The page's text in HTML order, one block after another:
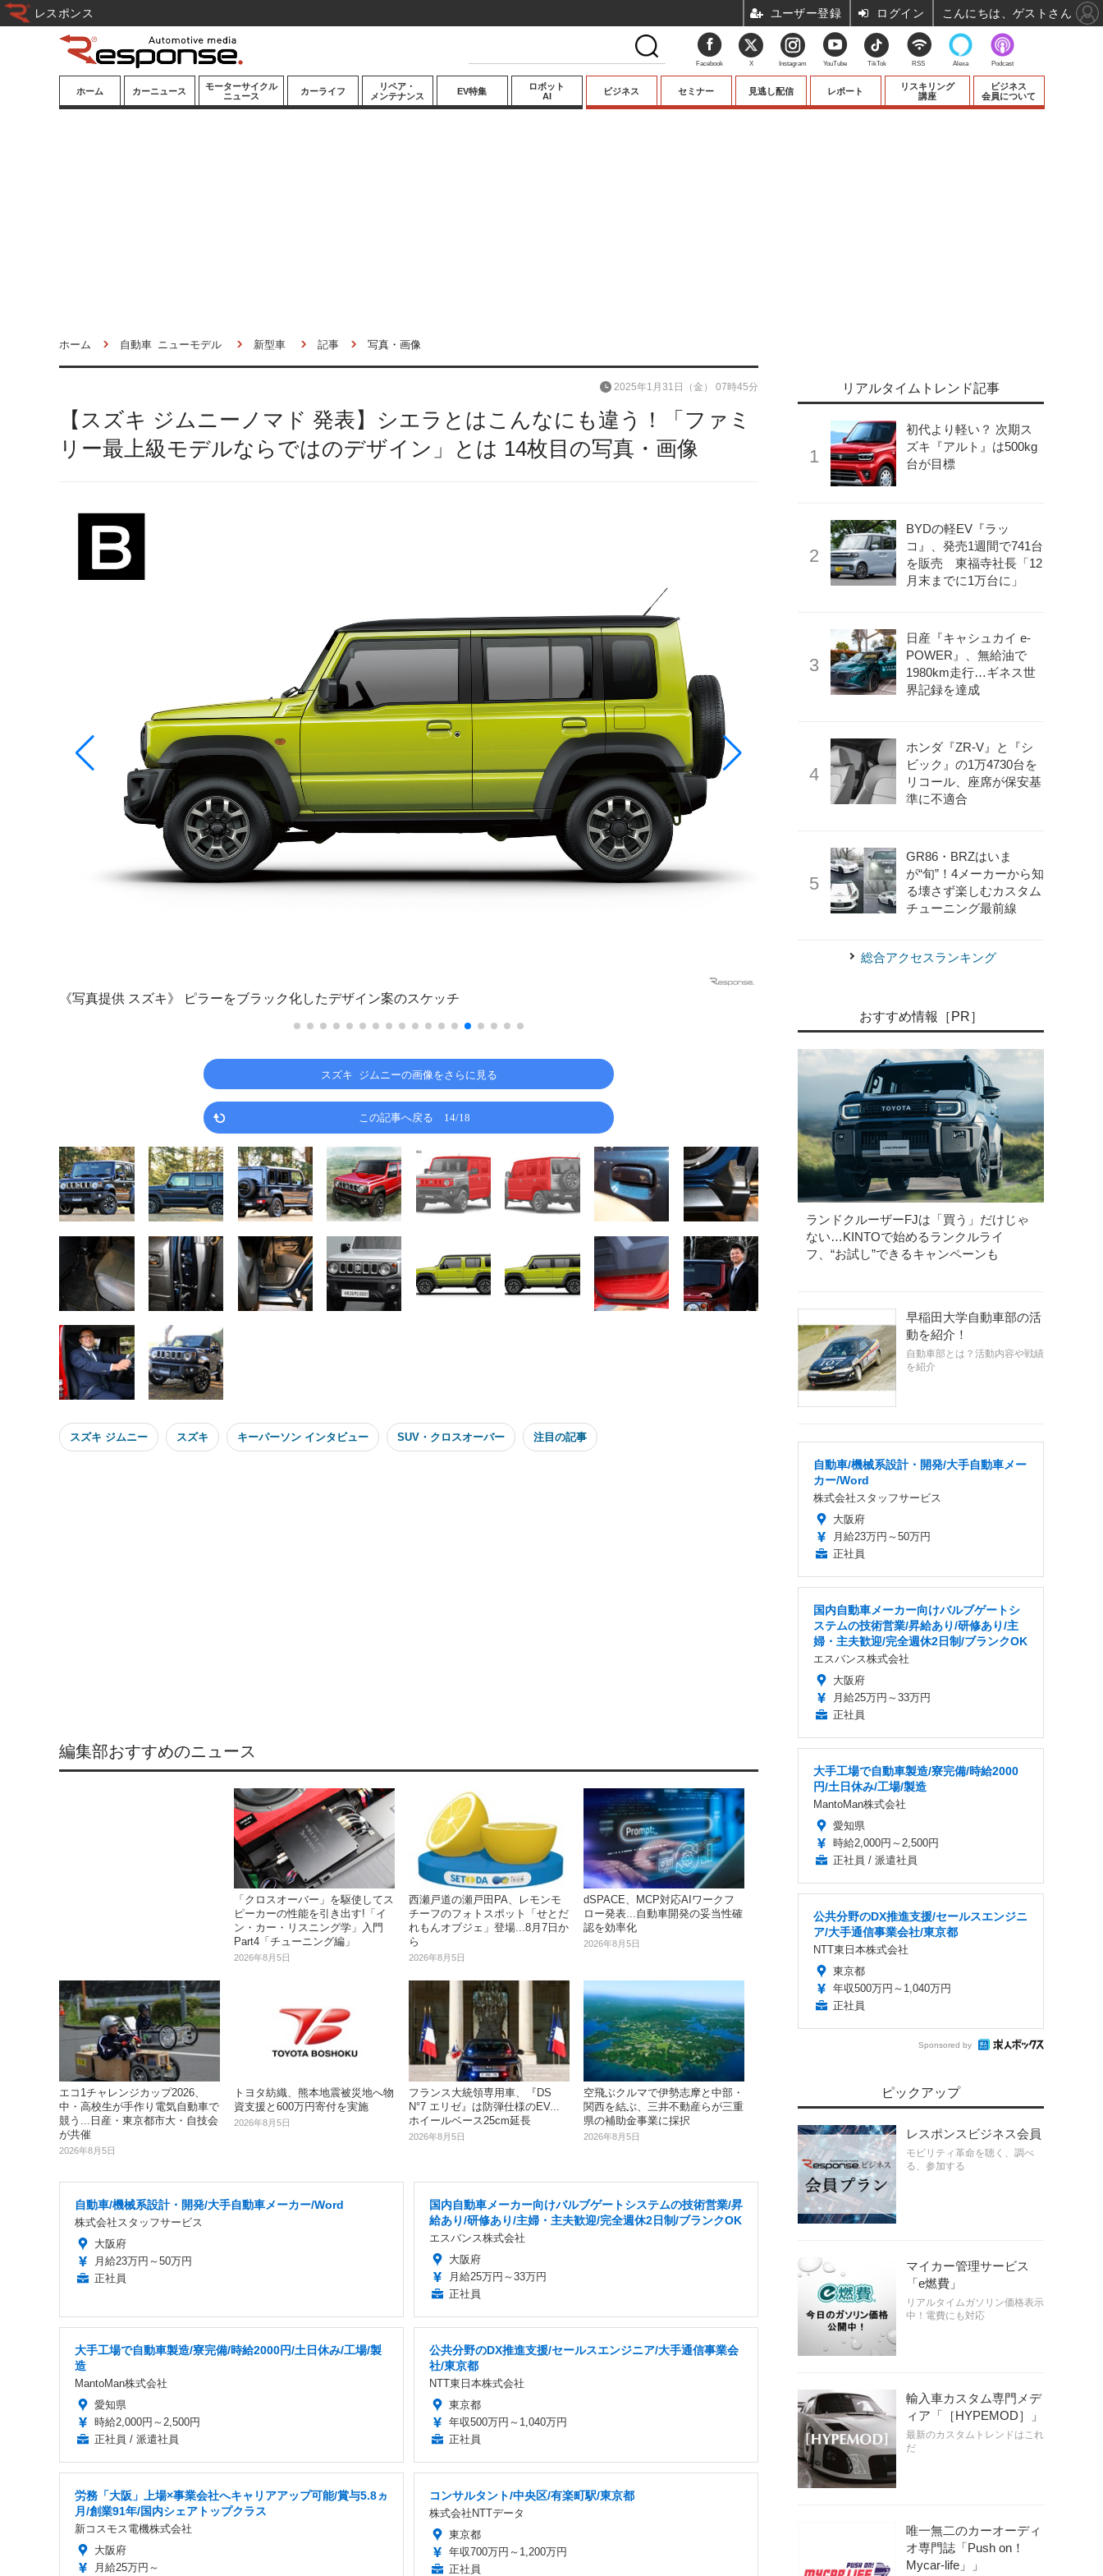
ホーム カーニュース
モーターサイクル
ニュース
カーライフ
リペア・
メンテナンス
EV特集
ロボット
AI
ビジネス セミナー 見逃し配信 レポート
リスキリング
講座
ビジネス
会員について
ホーム 自動車 ニューモデル 新型車 記事 写真・画像
【スズキ ジムニーノマド 発表】シエラとはこんなにも違う！「ファミ
リー最上級モデルならではのデザイン」とは 14枚目の写真・画像
2025年1月31日（金） 07時45分
《写真提供 スズキ》 ピラーをブラック化したデザイン案のスケッチ
スズキ ジムニーの画像をさらに見る
この記事へ戻る 14/18
スズキ ジムニー スズキ キーパーソン インタビュー SUV・クロスオーバー 注目の記事
編集部おすすめのニュース
「クロスオーバー」を駆使してス
ピーカーの性能を引き出す!「イ
ン・カー・リスニング学」入門
Part4「チューニング編」
2026年8月5日
西瀬戸道の瀬戸田PA、レモンモ
チーフのフォトスポット「せとだ
れもんオブジェ」登場...8月7日か
ら
2026年8月5日
dSPACE、MCP対応AIワークフ
ロー発表...自動車開発の妥当性確
認を効率化
2026年8月5日
エコ1チャレンジカップ2026、
中・高校生が手作り電気自動車で
競う...日産・東京都市大・自技会
が共催
2026年8月5日
トヨタ紡織、熊本地震被災地へ物
資支援と600万円寄付を実施
2026年8月5日
フランス大統領専用車、『DS
N°7 エリゼ』は防弾仕様のEV...
ホイールベース25cm延長
2026年8月5日
空飛ぶクルマで伊勢志摩と中部・
関西を結ぶ、三井不動産らが三重
県の補助金事業に採択
2026年8月5日
自動車/機械系設計・開発/大手自動車メーカー/Word
株式会社スタッフサービス
大阪府
月給23万円～50万円
正社員
国内自動車メーカー向けバルブゲートシステムの技術営業/昇
給あり/研修あり/主婦・主夫歓迎/完全週休2日制/ブランクOK
エスバンス株式会社
大阪府
月給25万円～33万円
正社員
大手工場で自動車製造/寮完備/時給2000円/土日休み/工場/製
造
MantoMan株式会社
愛知県
時給2,000円～2,500円
正社員 / 派遣社員
公共分野のDX推進支援/セールスエンジニア/大手通信事業会
社/東京都
NTT東日本株式会社
東京都
年収500万円～1,040万円
正社員
労務「大阪」上場×事業会社へキャリアアップ可能/賞与5.8ヵ
月/創業91年/国内シェアトップクラス
新コスモス電機株式会社
大阪府
月給25万円～
コンサルタント/中央区/有楽町駅/東京都
株式会社NTTデータ
東京都
年収700万円～1,200万円
正社員
リアルタイムトレンド記事
初代より軽い？ 次期ス
ズキ『アルト』は500kg
台が目標
BYDの軽EV『ラッ
コ』、発売1週間で741台
を販売 東福寺社長「12
月末までに1万台に」
日産『キャシュカイ e-
POWER』、無給油で
1980km走行…ギネス世
界記録を達成
ホンダ『ZR-V』と『シ
ビック』の1万4730台を
リコール、座席が保安基
準に不適合
GR86・BRZはいま
が“旬”！4メーカーから知
る壊さず楽しむカスタム
チューニング最前線
総合アクセスランキング
おすすめ情報［PR］
ランドクルーザーFJは「買う」だけじゃ
ない…KINTOで始めるランクルライ
フ、“お試し”できるキャンペーンも
早稲田大学自動車部の活
動を紹介！
自動車部とは？活動内容や戦績
を紹介
自動車/機械系設計・開発/大手自動車メー
カー/Word
株式会社スタッフサービス
大阪府
月給23万円～50万円
正社員
国内自動車メーカー向けバルブゲートシ
ステムの技術営業/昇給あり/研修あり/主
婦・主夫歓迎/完全週休2日制/ブランクOK
エスバンス株式会社
大阪府
月給25万円～33万円
正社員
大手工場で自動車製造/寮完備/時給2000
円/土日休み/工場/製造
MantoMan株式会社
愛知県
時給2,000円～2,500円
正社員 / 派遣社員
公共分野のDX推進支援/セールスエンジニ
ア/大手通信事業会社/東京都
NTT東日本株式会社
東京都
年収500万円～1,040万円
正社員
Sponsored by
ピックアップ
レスポンスビジネス会員
モビリティ革命を聴く、調べ
る、参加する
マイカー管理サービス
「e燃費」
リアルタイムガソリン価格表示
中！電費にも対応
輸入車カスタム専門メデ
ィア「［HYPEMOD］」
最新のカスタムトレンドはこれ
だ
唯一無二のカーオーディ
オ専門誌「Push on！
Mycar-life」」
Facebook X Instagram YouTube TikTok RSS Alexa Podcast
レスポンス ユーザー登録 ログイン こんにちは、ゲストさん